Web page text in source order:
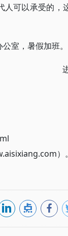
人可以承受的，
室，暑假加班。
）。